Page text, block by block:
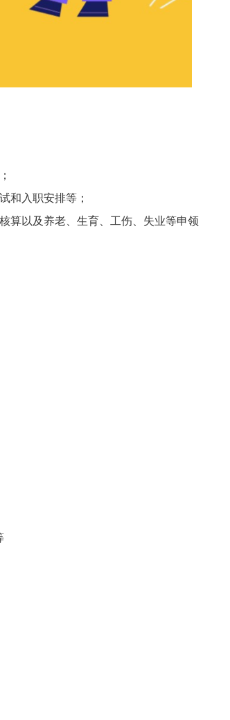
和入职安排等；
算以及养老、生育、工伤、失业等申领